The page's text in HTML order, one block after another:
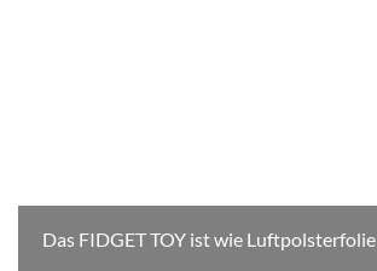
Das FIDGET TOY ist wie Luftpolsterfolie